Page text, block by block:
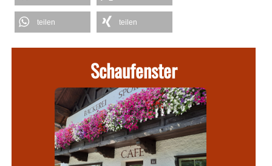
teilen teilen
Schaufenster